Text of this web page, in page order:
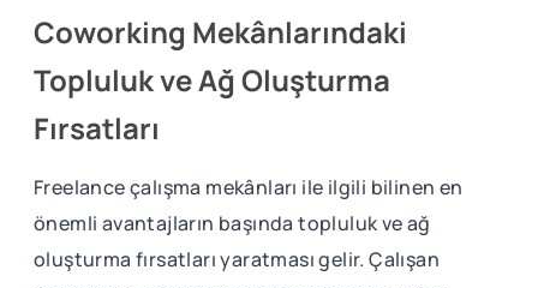
Coworking Mekânlarındaki
Topluluk ve Ağ Oluşturma
Fırsatları
Freelance çalışma mekânları ile ilgili bilinen en
önemli avantajların başında topluluk ve ağ
oluşturma fırsatları yaratması gelir. Çalışan